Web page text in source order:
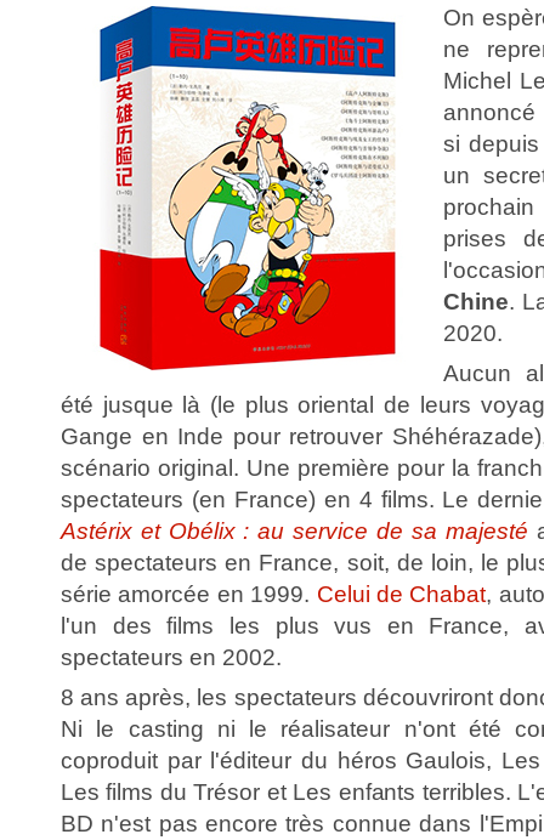
On
ne
Michel
annoncé
si
un
prises
Chine.
2020.
Aucun
été jusque là (le plus oriental de leurs
Gange en Inde pour retrouver
scénario original. Une première pour la
spectateurs (en France) en 4 films. Le
Astérix et Obélix : au service de sa majesté
de spectateurs en France, soit, de loin, le
série amorcée en 1999. Celui de Chabat,
l'un des films les plus vus en France,
spectateurs en 2002.
8 ans après, les spectateurs découvriront
Ni le casting ni le réalisateur n'ont été
coproduit par l'éditeur du héros Gaulois,
Les films du Trésor et Les enfants terribles.
BD n'est pas encore très connue dans